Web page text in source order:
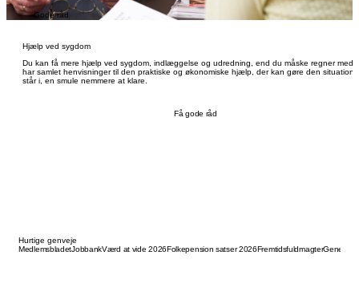
Gode råd
Hjælp ved sygdom
Du kan få mere hjælp ved sygdom, indlæggelse og udredning, end du måske regner med.
har samlet henvisninger til den praktiske og økonomiske hjælp, der kan gøre den situation,
står i, en smule nemmere at klare.
Få gode råd
Hurtige genveje
MedlemsbladetJobbankVærd at vide 2026Folkepension satser 2026Fremtidsfuldmagter